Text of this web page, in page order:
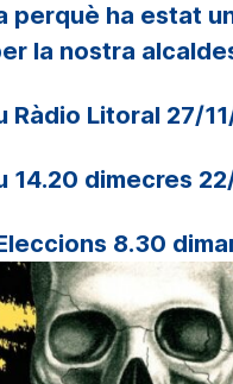
perquè ha estat
la nostra
Ràdio Litoral 27/
14.20 dimecres
8.30